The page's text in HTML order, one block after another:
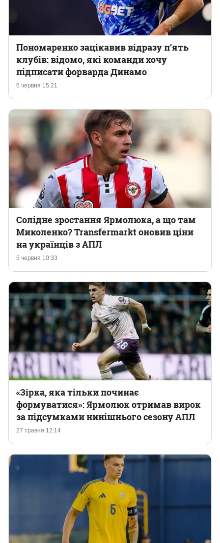
6 червня 15:21
Пономаренко зацікавив відразу п’ять
клубів: відомо, які команди хочу
підписати форварда Динамо
5 червня 10:33
Солідне зростання Ярмолюка, а що там
Миколенко? Transfermarkt оновив ціни
на українців з АПЛ
27 травня 12:14
«Зірка, яка тільки починає
формуватися»: Ярмолюк отримав вирок
за підсумками нинішнього сезону АПЛ